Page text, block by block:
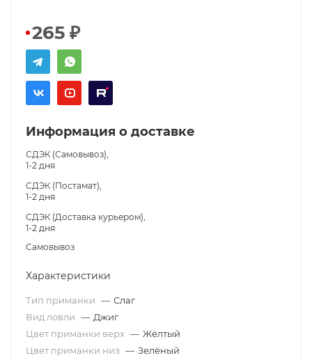
265 ₽
Информация о доставке
СДЭК (Самовывоз),
1-2 дня
СДЭК (Постамат),
1-2 дня
СДЭК (Доставка курьером),
1-2 дня
Самовывоз
Характеристики
Тип приманки — Слаг
Вид ловли — Джиг
Цвет приманки верх — Жёлтый
Цвет приманки низ — Зелёный